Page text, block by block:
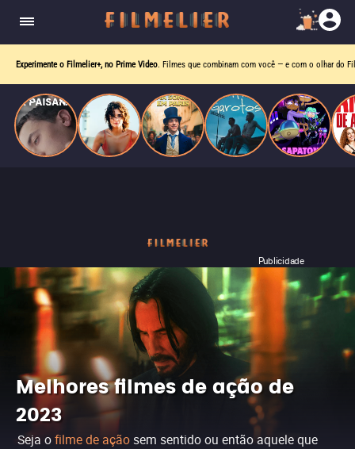
Experimente o Filmelier+, no Prime Video . Filmes que combinam com você — e com o olhar do
Publicidade
Melhores filmes de ação de
2023
Seja ofilme de açãosem sentido ou então aquele que
quando se apaixona por um de seus alvos.